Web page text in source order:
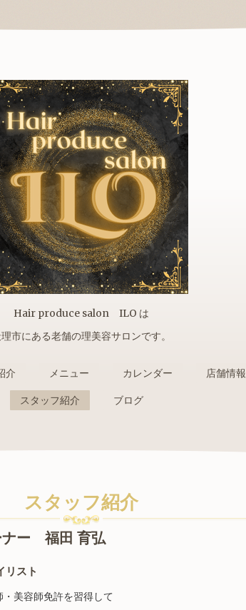
Hair produce salon ILO は
市にある老舗の理美容サロンです。
介 メニュー カレンダー 店舗情報
スタッフ紹介 ブログ
スタッフ紹介
ナー 福田 育弘
リスト
・美容師免許を習得して